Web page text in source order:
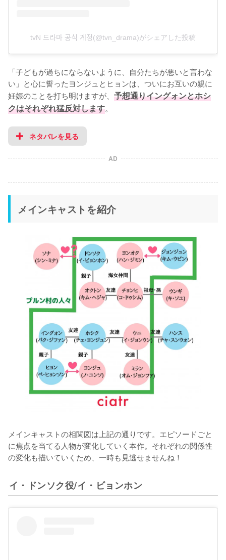
tvN 드라마 공식 계정(@tvn_drama)がシェアした投稿
「子どもが過ちにならないように、自分たちが悪いと言わな
い」と心に誓ったヨンジュとヒョンは、ついにお互いの親に
妊娠のことを打ち明けますが、 予想通りイングォンとホシ
クはそれぞれ猛反対します。
ネタバレを見る
AD
メインキャストを紹介
メインキャストの相関図は上記の通りです。エピソードごと
に焦点を当てる人物が変化していく本作。それぞれの関係性
の変化も描いていくため、一時も見逃せませんね！
イ・ドンソク役/イ・ビョンホン